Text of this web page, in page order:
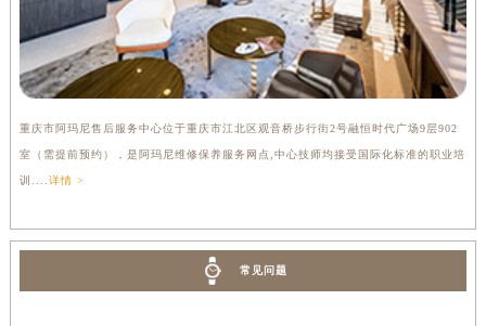
重庆市阿玛尼售后服务中心位于重庆市江北区观音桥步行街2号融恒时代广场9层902
室（需提前预约），是阿玛尼维修保养服务网点,中心技师均接受国际化标准的职业培
训.... 详情 >
常见问题